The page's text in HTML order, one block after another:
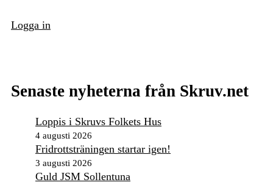
Logga in
Senaste nyheterna från Skruv.net
Loppis i Skruvs Folkets Hus
4 augusti 2026
Fridrottsträningen startar igen!
3 augusti 2026
Guld JSM Sollentuna